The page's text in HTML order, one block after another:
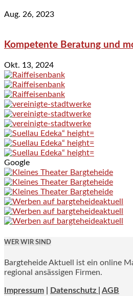
Aug. 26, 2023
Kompetente Beratung und
Okt. 13, 2024
Google
WER WIR SIND
Bargteheide Aktuell ist ein online
regional ansässigen Firmen.
Impressum Datenschutz | AGB